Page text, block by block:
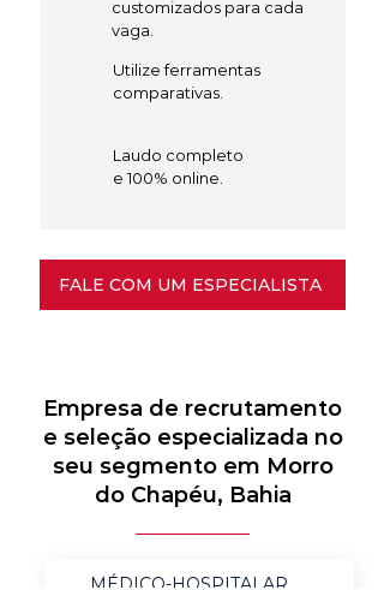
customizados para cada
vaga.
Utilize ferramentas
comparativas.
Laudo completo
e 100% online.
FALE COM UM ESPECIALISTA
Empresa de recrutamento
e seleção especializada no
seu segmento em Morro
do Chapéu, Bahia
MÉDICO-HOSPITALAR